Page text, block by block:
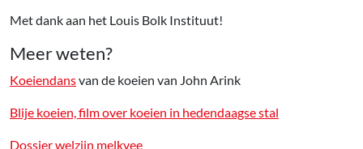
Met dank aan het Louis Bolk Instituut!
Meer weten?
Koeiendansvan de koeien van John Arink
Blije koeien, film over koeien in hedendaagse stal
Dossier welzijn melkvee